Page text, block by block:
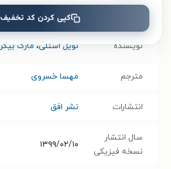
داستان کودک و
نویسنده نویل استلی، مارک بیکر
مترجم مهسا خسروی
انتشارات نشر افق
سال انتشار
نسخه فیزیکی
۱۳۹۹/۰۲/۱۰
کپی کردن کد تخفیف